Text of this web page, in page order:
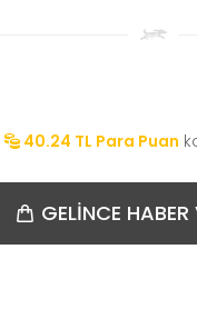
40.24 TL Para Puan
GELINCE HABER